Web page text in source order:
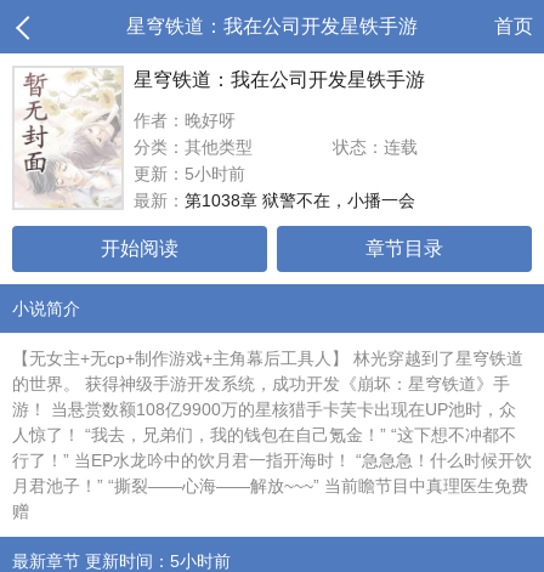
星穹铁道：我在公司开发星铁手游 首页
星穹铁道：我在公司开发星铁手游
作者：晚好呀
分类：其他类型
状态：连载
更新：5小时前
最新： 第1038章 狱警不在，小播一会
开始阅读 章节目录
小说简介
【无女主+无cp+制作游戏+主角幕后工具人】 林光穿越到了星穹铁道
的世界。 获得神级手游开发系统，成功开发《崩坏：星穹铁道》手
游！ 当悬赏数额108亿9900万的星核猎手卡芙卡出现在UP池时，众
人惊了！ “我去，兄弟们，我的钱包在自己氪金！” “这下想不冲都不
行了！” 当EP水龙吟中的饮月君一指开海时！ “急急急！什么时候开饮
月君池子！” “撕裂——心海——解放~~~” 当前瞻节目中真理医生免费
赠
最新章节 更新时间：5小时前